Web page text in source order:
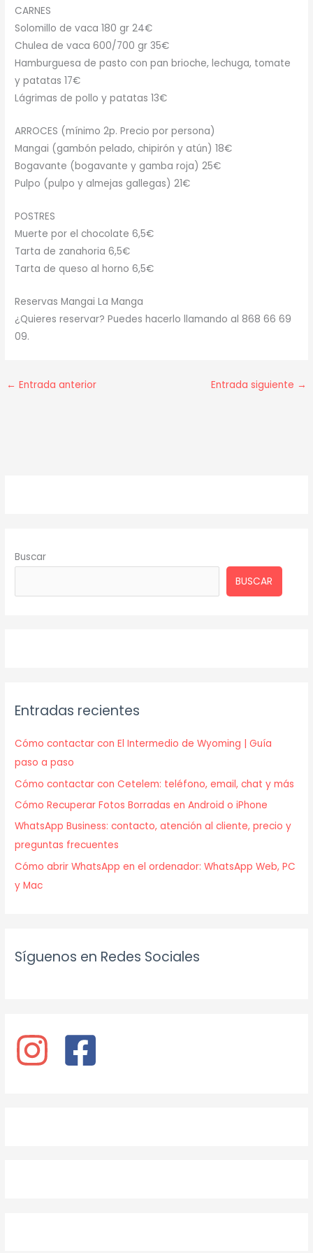
CARNES
Solomillo de vaca 180 gr 24€
Chulea de vaca 600/700 gr 35€
Hamburguesa de pasto con pan brioche, lechuga, tomate
y patatas 17€
Lágrimas de pollo y patatas 13€
ARROCES (mínimo 2p. Precio por persona)
Mangai (gambón pelado, chipirón y atún) 18€
Bogavante (bogavante y gamba roja) 25€
Pulpo (pulpo y almejas gallegas) 21€
POSTRES
Muerte por el chocolate 6,5€
Tarta de zanahoria 6,5€
Tarta de queso al horno 6,5€
Reservas Mangai La Manga
¿Quieres reservar? Puedes hacerlo llamando al 868 66 69
09.
← Entrada anterior Entrada siguiente →
Buscar
BUSCAR
Entradas recientes
Cómo contactar con El Intermedio de Wyoming | Guía
paso a paso
Cómo contactar con Cetelem: teléfono, email, chat y más
Cómo Recuperar Fotos Borradas en Android o iPhone
WhatsApp Business: contacto, atención al cliente, precio y
preguntas frecuentes
Cómo abrir WhatsApp en el ordenador: WhatsApp Web, PC
y Mac
Síguenos en Redes Sociales